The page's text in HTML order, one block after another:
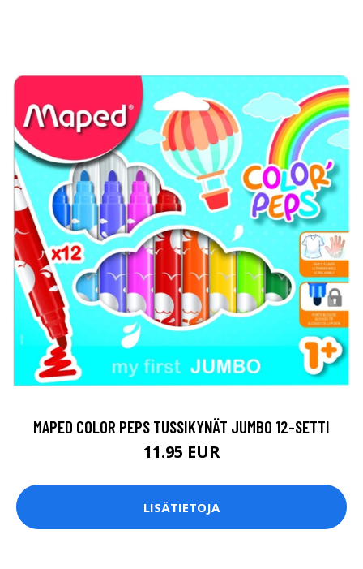
MAPED COLOR PEPS TUSSIKYNÄT JUMBO 12-SETTI
11.95 EUR
LISÄTIETOJA